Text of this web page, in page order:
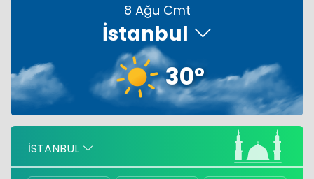
Türkiye, Suudi Arabistan ve
Pakistan'dan ortak imza
Uğurlular Tekstil dev yatırımlarla
büyümeye devam ediyor
Hopan Plastik sahibi Fatih Mete, PAGEV
8 Ağu Cmt
İstanbul
30°
İSTANBUL